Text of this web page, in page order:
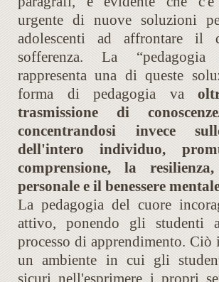
urgente di nuove soluzioni
adolescenti ad affrontare il
sofferenza. La
rappresenta una di queste
forma di pedagogia va
trasmissione di conoscenze/
concentrandosi invece
dell'intero individuo,
comprensione, la
personale e il benessere
La pedagogia del cuore
attivo, ponendo gli studenti
processo di apprendimento. Ciò
un ambiente in cui gli
sicuri nell'esprimere i propri